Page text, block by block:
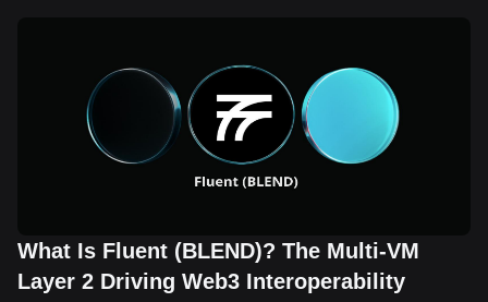
What Is Fluent (BLEND)? The Multi-VM
Layer 2 Driving Web3 Interoperability